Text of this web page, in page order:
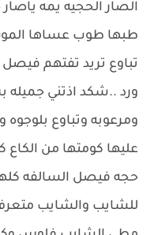
الصار الحجيه يمه
طبها طوب عساها
تباوع تريد تفتهم
ورد ..شكد اذتني جميله
ومرعوبه وتباوع
عليها كومتها من الكاع
حجه فيصل السالفه
للشايب والشايب